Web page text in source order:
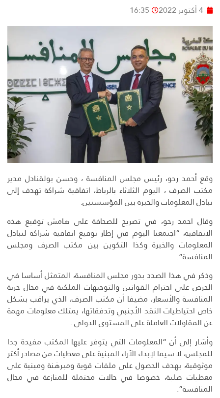
4 أكتوبر 2022 16:35
وقع أحمد رحو، رئيس مجلس المنافسة ، وحسن بولقنادل مدير
مكتب الصرف ، اليوم الثلاثاء بالرباط، اتفاقية شراكة تهدف إلى
تبادل المعلومات والخبرة بين المؤسستين.
وقال احمد رحو، في تصريح للصحافة على هامش توقيع هذه
الاتفاقية، “اجتمعنا اليوم في إطار توقيع اتفاقية شراكة لتبادل
المعلومات والخبرة وكذا التكوين بين مكتب الصرف ومجلس
المنافسة”.
وذكر في هذا الصدد بدور مجلس المنافسة، المتمثل أساسا في
الحرص على احترام القوانين والتوجيهات الملكية في مجال حرية
المنافسة والأسعار، مضيفا أن مكتب الصرف، الذي يراقب بشكل
خاص احتياطيات النقد الأجنبي وتدفقاتها، يمتلك معلومات مهمة
عن المقاولات العاملة على المستوى الدولي .
وأشار إلى أن “المعلومات التي يتوفر عليها المكتب مفيدة جدا
للمجلس، لا سيما لإبداء الآراء المبنية على معطيات من مصادر أكثر
موثوقية، بهدف الحصول على ملفات قوية ومبرهَنة ومبنية على
معطيات صلبة، خصوصا في حالات محتملة للمنازعة في مجال
المنافسة”.